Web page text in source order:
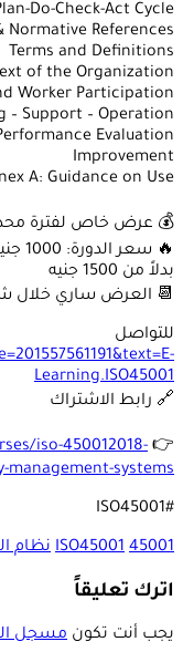
Do-Check-Act Cycle
Normative References
Terms and Definitions
of the Organization
Worker Participation
– Support – Operation
Evaluation
Improvement
A: Guidance on Use
💰 عرض خاص لفترة
🔥 سعر الدورة: 1000 جنيه فقط
بدلاً من 1500 جنيه
📆 العرض ساري خلال شهر
للتواصل
Learning.ISO45001
🔗 رابط الاشتراك
👉
iso-450012018-
systems/
#ISO45001
45001
ISO45001 نظام
اترك تعليقاً
يجب أنت تكون مسجل